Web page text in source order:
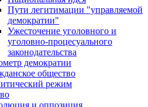
Пути легитимации "управляемой
демократии"
Ужесточение уголовного и
уголовно-процесуального
законодательства
демократии
общество
режим